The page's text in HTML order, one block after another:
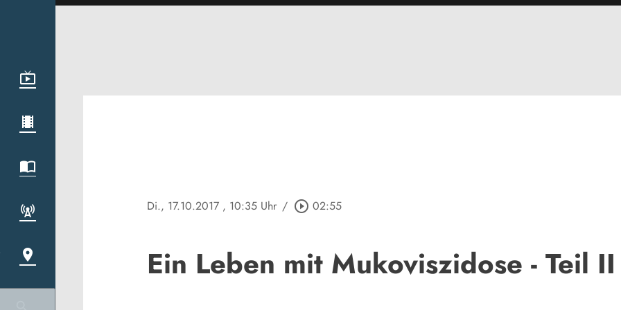
Di., 17.10.2017 , 10:35 Uhr / play_circle_outline 02:55
Ein Leben mit Mukoviszidose - Teil II